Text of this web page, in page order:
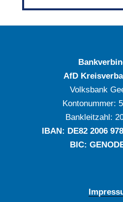
AfD
Volksbank
Kontonummer:
Bankleitzahl:
IBAN: DE‍82 ‍2006
BIC: